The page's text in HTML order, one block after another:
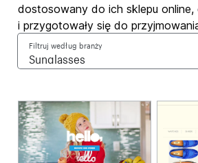
dostosowany do ich sklepu online,
i przygotowały się do
Filtruj według branży